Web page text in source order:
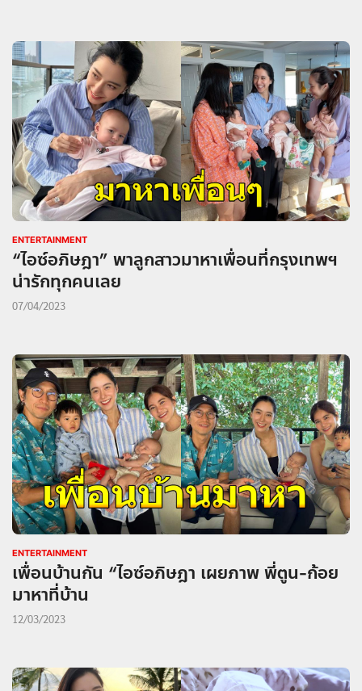
ENTERTAINMENT
“ไอซ์อภิษฎา” พาลูกสาวมาหาเพื่อนที่กรุงเทพฯ
น่ารักทุกคนเลย
07/04/2023
ENTERTAINMENT
เพื่อนบ้านกัน “ไอซ์อภิษฎา เผยภาพ พี่ตูน-ก้อย
มาหาที่บ้าน
12/03/2023